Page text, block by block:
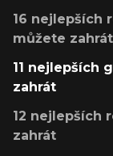
16 nejlepších
můžete zahrát
11 nejlepších
zahrát
12 nejlepších
zahrát